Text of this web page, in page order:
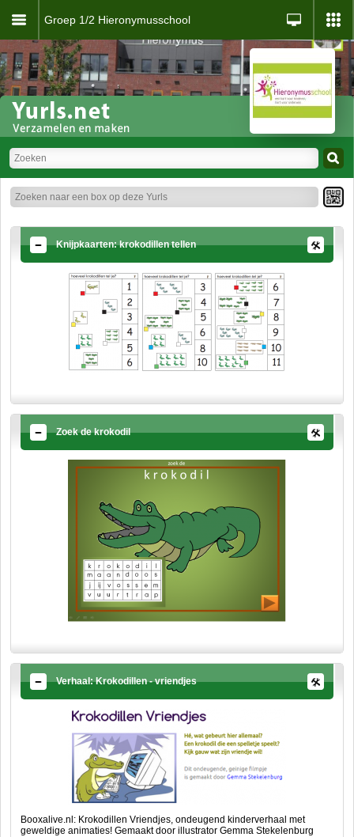
Groep 1/2 Hieronymusschool
Knijpkaarten: krokodillen tellen
Zoek de krokodil
Verhaal: Krokodillen - vriendjes
Booxalive.nl: Krokodillen Vriendjes, ondeugend kinderverhaal met
geweldige animaties! Gemaakt door illustrator Gemma Stekelenburg